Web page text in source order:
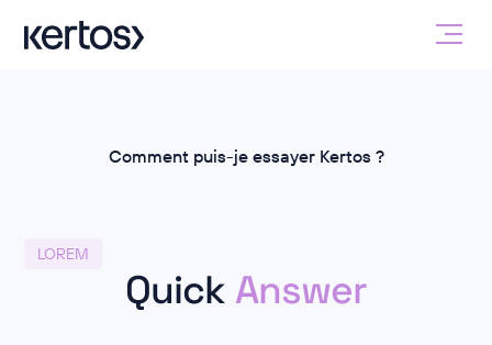
Comment puis-je essayer Kertos ?
LOREM
Quick Answer